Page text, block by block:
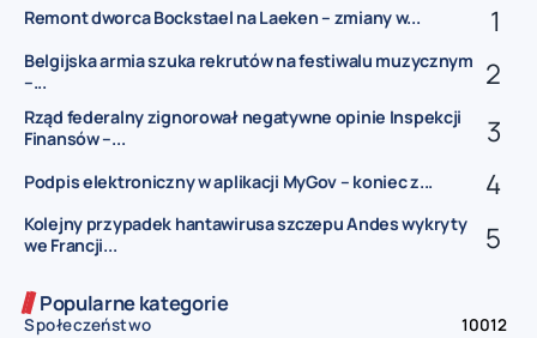
Remont dworca Bockstael na Laeken – zmiany w...
Belgijska armia szuka rekrutów na festiwalu muzycznym
–...
Rząd federalny zignorował negatywne opinie Inspekcji
Finansów –...
Podpis elektroniczny w aplikacji MyGov – koniec z...
Kolejny przypadek hantawirusa szczepu Andes wykryty
we Francji...
Popularne kategorie
Społeczeństwo
10012